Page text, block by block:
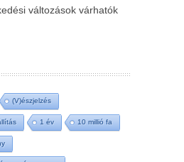
változások várhatók
(V)észjelzés
1 év 10 millió fa